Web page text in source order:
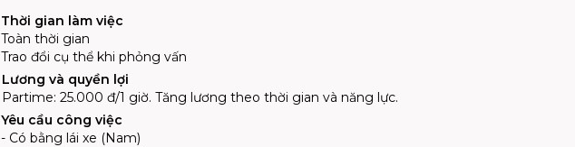
Thời gian làm việc
Toàn thời gian
Trao đổi cụ thể khi phỏng vấn
Lương và quyền lợi
Partime: 25.000 đ/1 giờ. Tăng lương theo thời gian và năng lực.
Yêu cầu công việc
- Có bằng lái xe (Nam)